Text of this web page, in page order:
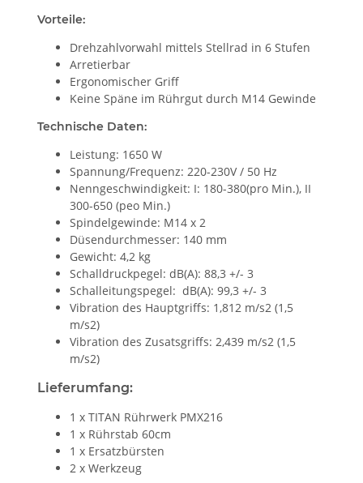
Vorteile:
Drehzahlvorwahl mittels Stellrad in 6 Stufen
Arretierbar
Ergonomischer Griff
Keine Späne im Rührgut durch M14 Gewinde
Technische Daten:
Leistung: 1650 W
Spannung/Frequenz: 220-230V / 50 Hz
Nenngeschwindigkeit: I: 180-380(pro Min.), II
300-650 (peo Min.)
Spindelgewinde: M14 x 2
Düsendurchmesser: 140 mm
Gewicht: 4,2 kg
Schalldruckpegel: dB(A): 88,3 +/- 3
Schalleitungspegel: dB(A): 99,3 +/- 3
Vibration des Hauptgriffs: 1,812 m/s2 (1,5
m/s2)
Vibration des Zusatsgriffs: 2,439 m/s2 (1,5
m/s2)
Lieferumfang:
1 x TITAN Rührwerk PMX216
1 x Rührstab 60cm
1 x Ersatzbürsten
2 x Werkzeug